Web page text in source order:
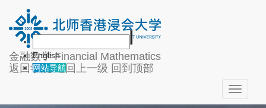
金融数学 Financial Mathematics
返回学院 返回上一级 回到顶部
English
网站导航
Toggle